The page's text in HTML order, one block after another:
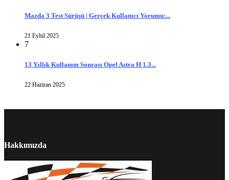
Mazda 3 Test Sürüşü | Gerçek Kullanıcı Yorumu:...
21 Eylül 2025
7
13 Yıllık Kullanım Sonrası Opel Astra H 1.3...
22 Haziran 2025
Hakkımızda